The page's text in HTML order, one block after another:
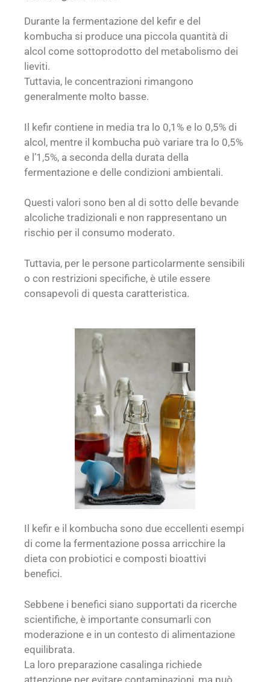
Durante la fermentazione del kefir e del
kombucha si produce una piccola quantità di
alcol come sottoprodotto del metabolismo dei
lieviti.
Tuttavia, le concentrazioni rimangono
generalmente molto basse.
Il kefir contiene in media tra lo 0,1% e lo 0,5% di
alcol, mentre il kombucha può variare tra lo 0,5%
e l’1,5%, a seconda della durata della
fermentazione e delle condizioni ambientali.
Questi valori sono ben al di sotto delle bevande
alcoliche tradizionali e non rappresentano un
rischio per il consumo moderato.
Tuttavia, per le persone particolarmente sensibili
o con restrizioni specifiche, è utile essere
consapevoli di questa caratteristica.
Il kefir e il kombucha sono due eccellenti esempi
di come la fermentazione possa arricchire la
dieta con probiotici e composti bioattivi
benefici.
Sebbene i benefici siano supportati da ricerche
scientifiche, è importante consumarli con
moderazione e in un contesto di alimentazione
equilibrata.
La loro preparazione casalinga richiede
attenzione per evitare contaminazioni, ma può